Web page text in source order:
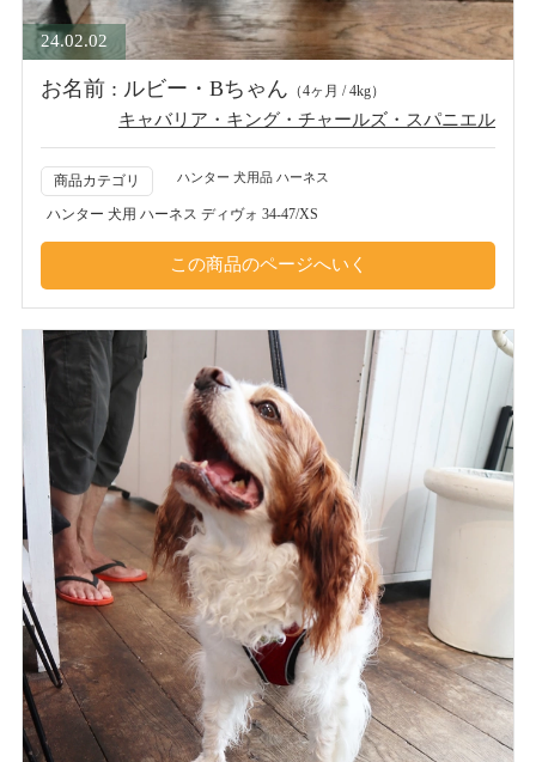
24.02.02
お名前 : ルビー・Bちゃん （4ヶ月 / 4kg）
キャバリア・キング・チャールズ・スパニエル
商品カテゴリ ハンター 犬用品 ハーネス
ハンター 犬用 ハーネス ディヴォ 34-47/XS